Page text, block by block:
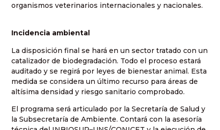
organismos veterinarios internacionales y nacionales.
Incidencia ambiental
La disposición final se hará en un sector tratado con un
catalizador de biodegradación. Todo el proceso estará
auditado y se regirá por leyes de bienestar animal. Esta
medida se considera un último recurso para áreas de
altísima densidad y riesgo sanitario comprobado.
El programa será articulado por la Secretaría de Salud y
la Subsecretaría de Ambiente. Contará con la asesoría